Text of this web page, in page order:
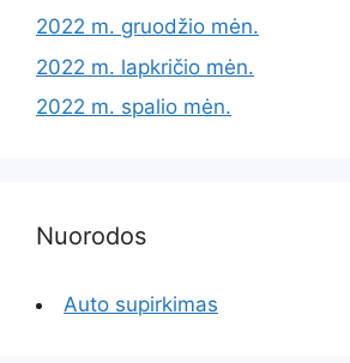
2022 m. gruodžio mėn.
2022 m. lapkričio mėn.
2022 m. spalio mėn.
Nuorodos
Auto supirkimas